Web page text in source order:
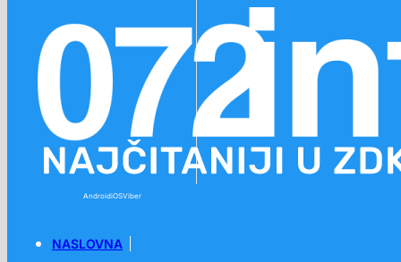
AndroidiOSViber
NASLOVNA